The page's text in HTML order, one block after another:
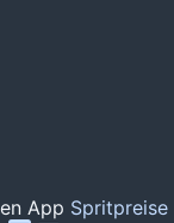
App Spritpreise